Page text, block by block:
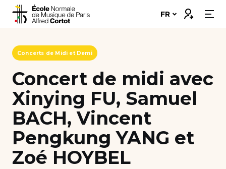
content
Formations ➔
Vie étudiante
Insertion professionnelle
FR Connexion
Concerts de Midi et Demi
Concert de midi avec
Xinying FU, Samuel
BACH, Vincent
Pengkung YANG et
Zoé HOYBEL